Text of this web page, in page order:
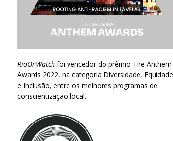
RioOnWatchfoi vencedor do prêmio The Anthem
Awards 2022, na categoria Diversidade, Equidade
e Inclusão, entre os melhores programas de
conscientização local.